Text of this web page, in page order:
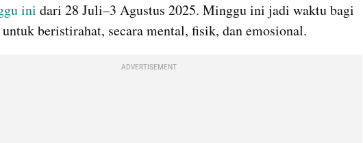
ini dari 28 Juli–3 Agustus 2025. Minggu ini jadi waktu bagi
untuk beristirahat, secara mental, fisik, dan emosional.
ADVERTISEMENT